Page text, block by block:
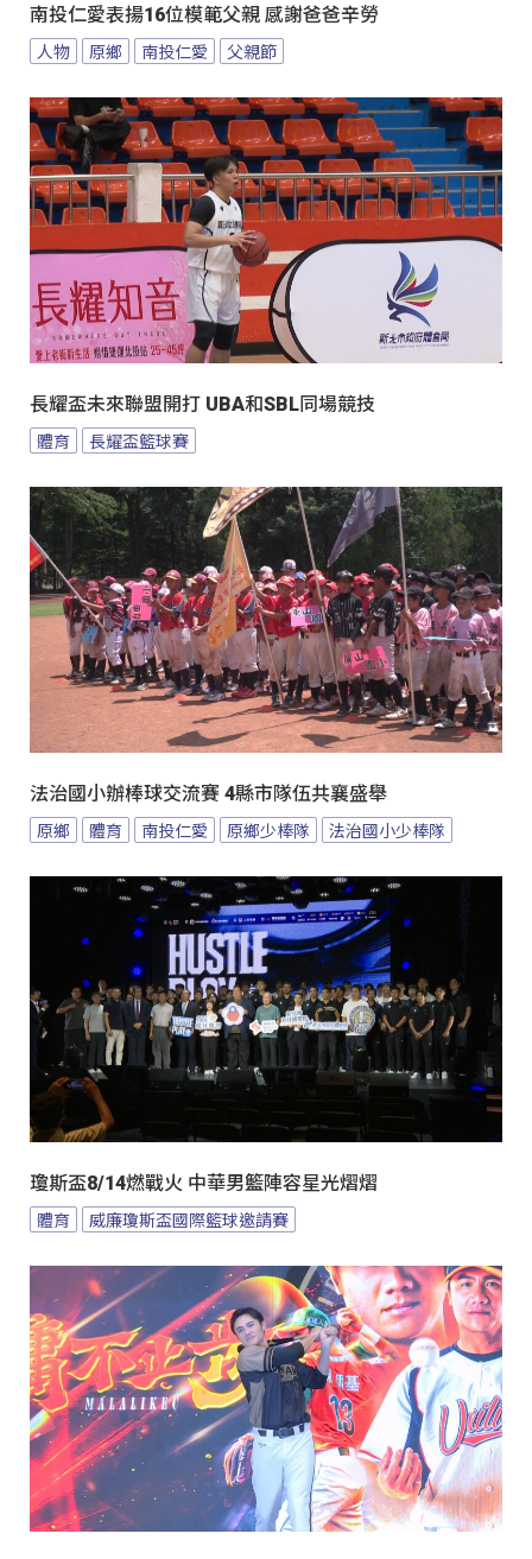
南投仁愛表揚16位模範父親 感謝爸爸辛勞
人物 原鄉 南投仁愛 父親節
長耀盃未來聯盟開打 UBA和SBL同場競技
體育 長耀盃籃球賽
法治國小辦棒球交流賽 4縣市隊伍共襄盛舉
原鄉 體育 南投仁愛 原鄉少棒隊 法治國小少棒隊
瓊斯盃8/14燃戰火 中華男籃陣容星光熠熠
體育 威廉瓊斯盃國際籃球邀請賽